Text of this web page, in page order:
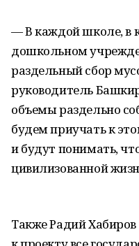
— В каждой школе, в
дошкольном
раздельный сбор
руководитель
объемы раздельно
будем приучать к
и будут понимать,
цивилизованной
Также Радий